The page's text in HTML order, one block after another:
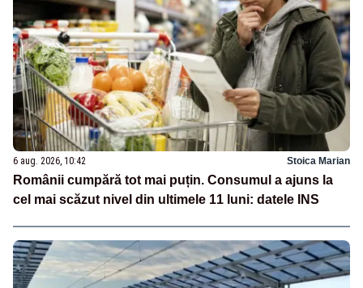
6 aug. 2026, 10:42 Stoica Marian
Românii cumpără tot mai puțin. Consumul a ajuns la
cel mai scăzut nivel din ultimele 11 luni: datele INS